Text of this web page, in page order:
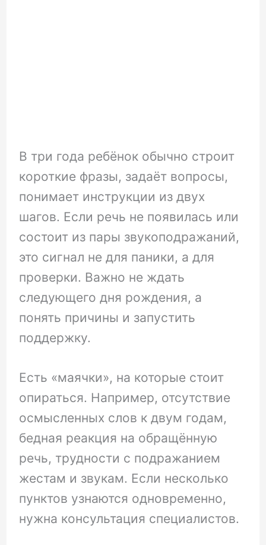
В три года ребёнок обычно строит
короткие фразы, задаёт вопросы,
понимает инструкции из двух
шагов. Если речь не появилась или
состоит из пары звукоподражаний,
это сигнал не для паники, а для
проверки. Важно не ждать
следующего дня рождения, а
понять причины и запустить
поддержку.
Есть «маячки», на которые стоит
опираться. Например, отсутствие
осмысленных слов к двум годам,
бедная реакция на обращённую
речь, трудности с подражанием
жестам и звукам. Если несколько
пунктов узнаются одновременно,
нужна консультация специалистов.